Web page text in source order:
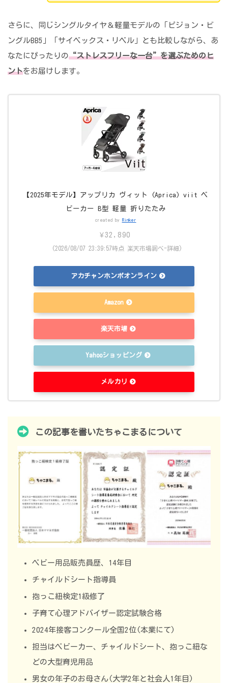
さらに、同じシングルタイヤ＆軽量モデルの「ピジョン・ビ
ングルBB5」「サイベックス・リベル」とも比較しながら、あ
なたにぴったりの“ストレスフリーな一台”を選ぶためのヒ
ントをお届けします。
【2025年モデル】アップリカ ヴィット (Aprica) viit ベ
ビーカー B型 軽量 折りたたみ
created by Rinker
¥32,890
(2026/08/07 23:39:57時点 楽天市場調べ-詳細)
アカチャンホンポオンライン
Amazon
楽天市場
Yahooショッピング
メルカリ
この記事を書いたちゃこまるについて
ベビー用品販売員歴、14年目
チャイルドシート指導員
抱っこ紐検定1級修了
子育て心理アドバイザー認定試験合格
2024年接客コンクール全国2位(本業にて)
担当はベビーカー、チャイルドシート、抱っこ紐な
どの大型育児用品
男女の年子のお母さん(大学2年と社会人1年目)